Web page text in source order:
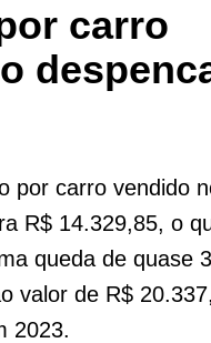
carro
por carro vendido
R$ 14.329,85, o
queda de quase
valor de R$
2023.